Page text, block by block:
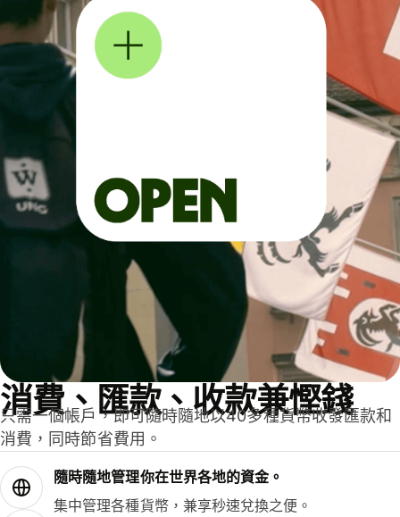
消費、匯款、收款兼慳錢
只需一個帳戶，即可隨時隨地以40多種貨幣收發匯款和
消費，同時節省費用。
隨時隨地管理你在世界各地的資金。
集中管理各種貨幣，兼享秒速兌換之便。